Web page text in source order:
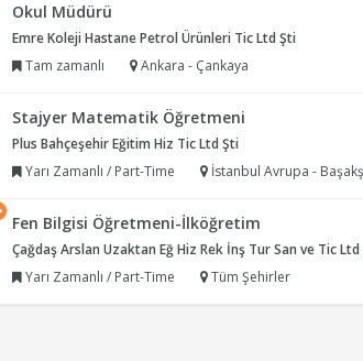
Okul Müdürü
Emre Koleji Hastane Petrol Ürünleri Tic Ltd Şti
Tam zamanlı
Ankara - Çankaya
Stajyer Matematik Öğretmeni
Plus Bahçeşehir Eğitim Hiz Tic Ltd Şti
Yarı Zamanlı / Part-Time
İstanbul Avrupa -
Fen Bilgisi Öğretmeni-İlköğretim
Çağdaş Arslan Uzaktan Eğ Hiz Rek İnş Tur San ve Tic
Yarı Zamanlı / Part-Time
Tüm Şehirler